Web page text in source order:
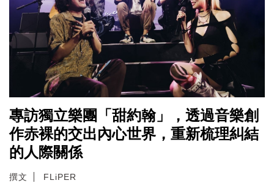
專訪獨立樂團「甜約翰」，透過音樂創
作赤裸的交出內心世界，重新梳理糾結
的人際關係
撰文 FLiPER